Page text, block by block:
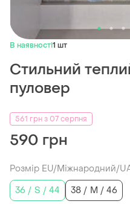
В наявності1 шт
Стильний
пуловер
561 грн з 07 серпня
590 грн
Розмір EU/Міжнародний/
36 / S / 44
38 / M / 46